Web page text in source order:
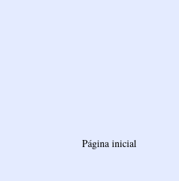
Página inicial